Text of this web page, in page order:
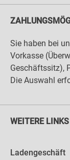
Sie haben bei
Vorkasse
Geschäftssitz),
Die Auswahl
WEITERE LINKS
Ladengeschäft